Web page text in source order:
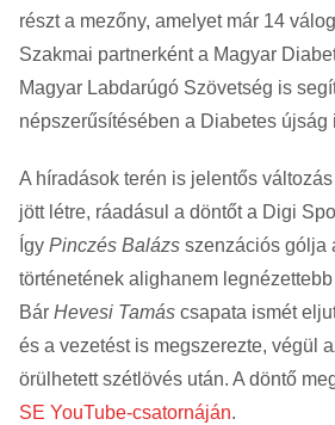
részt a mezőny, amelyet már 14
Szakmai partnerként a Magyar
Magyar Labdarúgó Szövetség is
népszerűsítésében a Diabetes újság
A híradások terén is jelentős
jött létre, ráadásul a döntőt a Digi
Így Pinczés Balázs szenzációs gólja
történetének alighanem
Bár Hevesi Tamás csapata ismét
és a vezetést is megszerezte, végül
örülhetett szétlövés után. A döntő
SE YouTube-csatornáján.